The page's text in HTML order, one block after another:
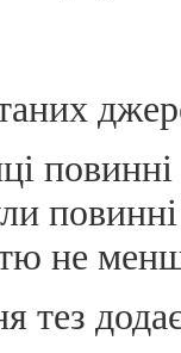
не
тез